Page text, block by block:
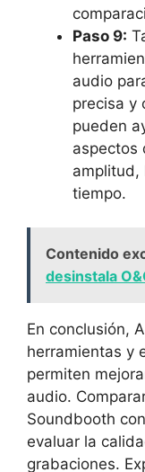
Paso 9:
audio
precisa y
pueden​
aspectos‍
‍amplitud,​
tiempo.
Contenido
desinstala
En conclusión,‍
herramientas​ y
permiten⁤
audio.
Soundbooth
evaluar⁣ la
grabaciones.